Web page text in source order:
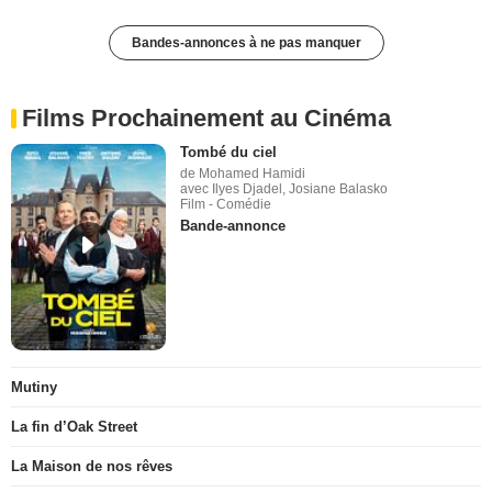
Bandes-annonces à ne pas manquer
Films Prochainement au Cinéma
Tombé du ciel
de Mohamed Hamidi
avec Ilyes Djadel, Josiane Balasko
Film - Comédie
Bande-annonce
Mutiny
La fin d’Oak Street
La Maison de nos rêves